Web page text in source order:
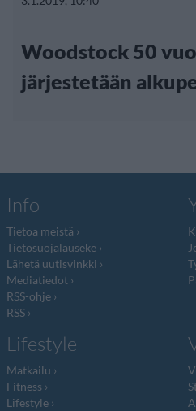
Woodstock 50
järjestetään
Info
Tietoa meistä
Tietosuojalauseke
Lähetä uutisvinkki
Mediatiedot
RSS-ohje
RSS
Lifestyle
Matkailu
Fitness
Lifestyle